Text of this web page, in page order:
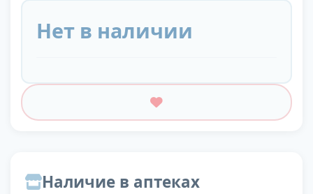
Нет в наличии
Наличие в аптеках